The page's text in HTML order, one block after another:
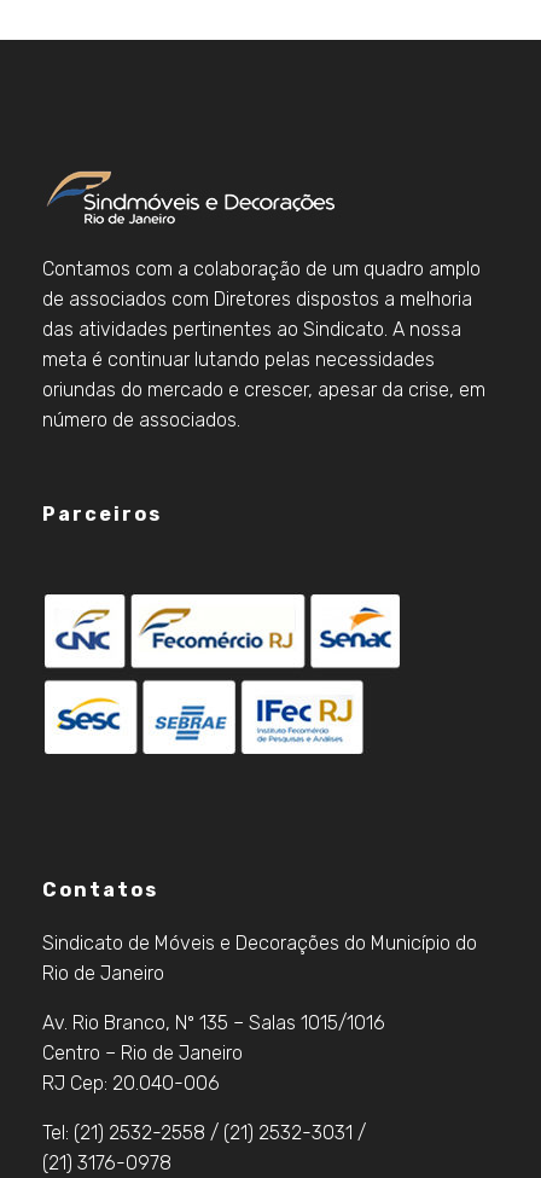
Contamos com a colaboração de um quadro amplo
de associados com Diretores dispostos a melhoria
das atividades pertinentes ao Sindicato. A nossa
meta é continuar lutando pelas necessidades
oriundas do mercado e crescer, apesar da crise, em
número de associados.
Parceiros
Contatos
Sindicato de Móveis e Decorações do Município do
Rio de Janeiro
Av. Rio Branco, Nº 135 – Salas 1015/1016
Centro – Rio de Janeiro
RJ Cep: 20.040-006
Tel: (21) 2532-2558 / (21) 2532-3031 /
(21) 3176-0978